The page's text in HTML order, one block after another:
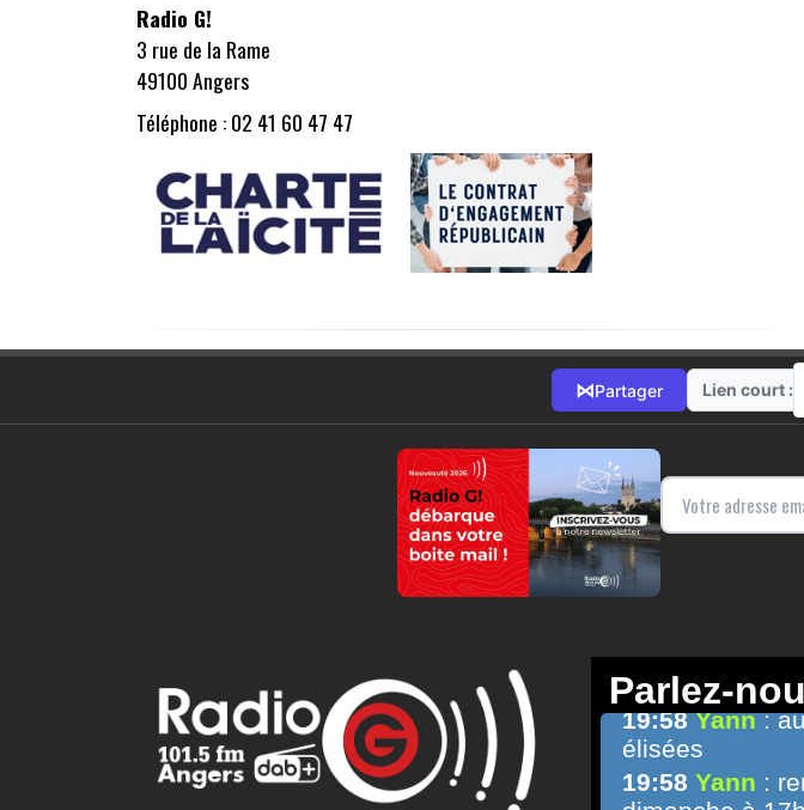
Radio G!
3 rue de la Rame
49100 Angers
Téléphone : 02 41 60 47 47
⋈Partager Lien court :